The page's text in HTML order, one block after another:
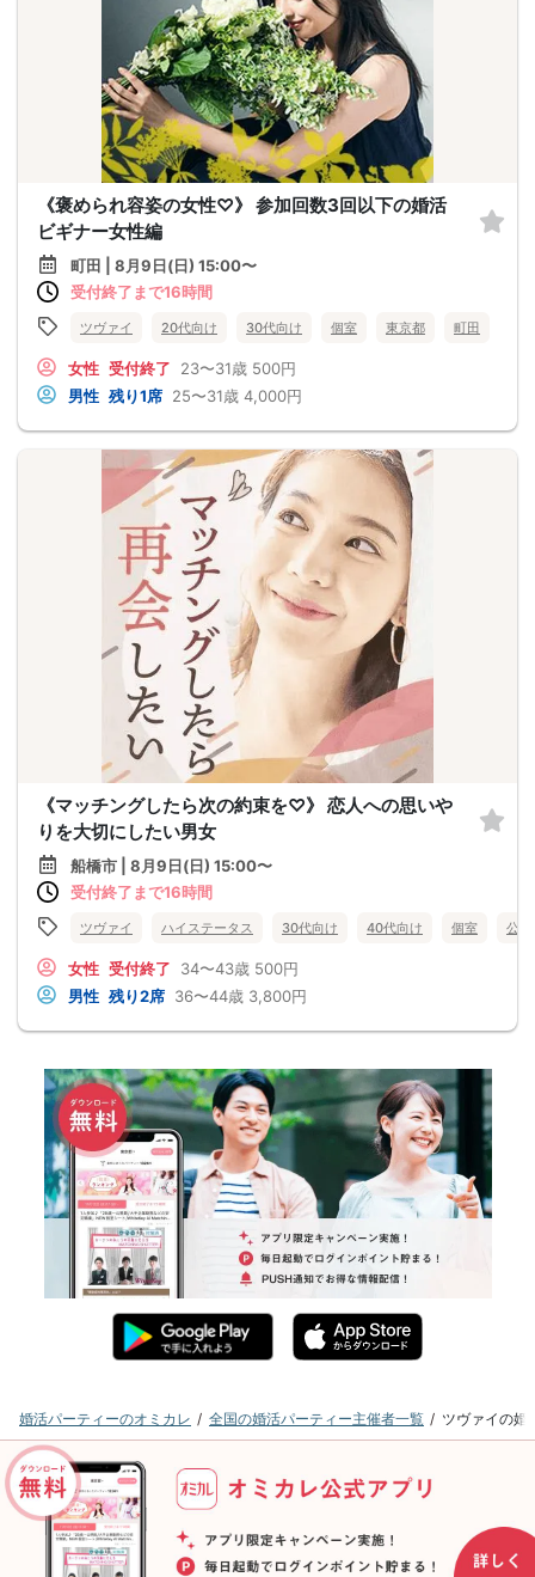
《褒められ容姿の女性♡》 参加回数3回以下の婚活
ビギナー女性編
町田 | 8月9日(日) 15:00〜
受付終了まで16時間
ツヴァイ 20代向け 30代向け 個室 東京都 町田
女性 受付終了 23〜31歳 500円
男性 残り1席 25〜31歳 4,000円
《マッチングしたら次の約束を♡》 恋人への思いや
りを大切にしたい男女
船橋市 | 8月9日(日) 15:00〜
受付終了まで16時間
ツヴァイ ハイステータス 30代向け 40代向け 個室 公
女性 受付終了 34〜43歳 500円
男性 残り2席 36〜44歳 3,800円
婚活パーティーのオミカレ 全国の婚活パーティー主催者一覧 ツヴァイの婚